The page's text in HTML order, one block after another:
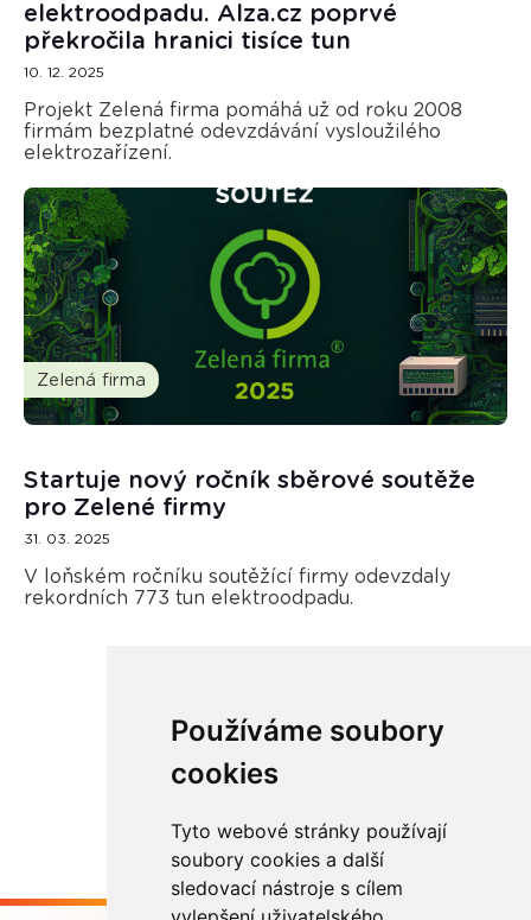
Používáme soubory
cookies
Tyto webové stránky používají
soubory cookies a další
sledovací nástroje s cílem
elektroodpadu. Alza.cz poprvé
překročila hranici tisíce tun
10. 12. 2025
Projekt Zelená firma pomáhá už od roku 2008
firmám bezplatné odevzdávání vysloužilého
elektrozařízení.
Zelená firma
Startuje nový ročník sběrové soutěže
pro Zelené firmy
31. 03. 2025
V loňském ročníku soutěžící firmy odevzdaly
rekordních 773 tun elektroodpadu.
Načíst další